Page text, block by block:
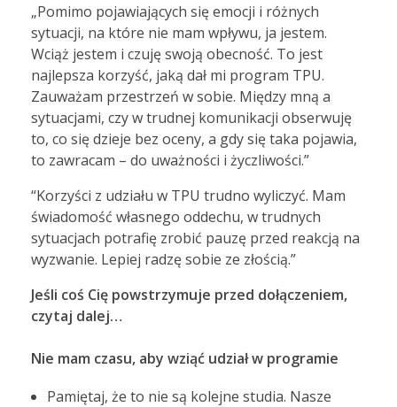
„Pomimo pojawiających się emocji i różnych
sytuacji, na które nie mam wpływu, ja jestem.
Wciąż jestem i czuję swoją obecność. To jest
najlepsza korzyść, jaką dał mi program TPU.
Zauważam przestrzeń w sobie. Między mną a
sytuacjami, czy w trudnej komunikacji obserwuję
to, co się dzieje bez oceny, a gdy się taka pojawia,
to zawracam – do uważności i życzliwości.”
“Korzyści z udziału w TPU trudno wyliczyć. Mam
świadomość własnego oddechu, w trudnych
sytuacjach potrafię zrobić pauzę przed reakcją na
wyzwanie. Lepiej radzę sobie ze złością.”
Jeśli coś Cię powstrzymuje przed dołączeniem,
czytaj dalej…
Nie mam czasu, aby wziąć udział w programie
Pamiętaj, że to nie są kolejne studia. Nasze